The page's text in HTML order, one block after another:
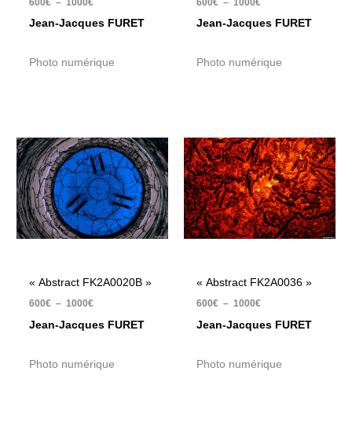
600€ – 1000€
Jean-Jacques FURET
Photo numérique
600€ – 1000€
Jean-Jacques FURET
Photo numérique
« Abstract FK2A0020B »
600€ – 1000€
prix :
600€
à
1000€
Jean-Jacques FURET
Photo numérique
« Abstract FK2A0036 »
600€ – 1000€
prix :
600€
à
1000€
Jean-Jacques FURET
Photo numérique